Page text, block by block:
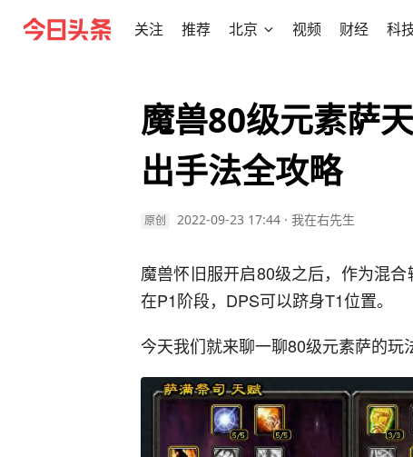
关注 推荐 北京 视频 财经 科
魔兽80级元素萨
出手法全攻略
原创 2022-09-23 17:44 · 我在右先生
魔兽怀旧服开启80级之后，作为混
在P1阶段，DPS可以跻身T1位置。
今天我们就来聊一聊80级元素萨的玩